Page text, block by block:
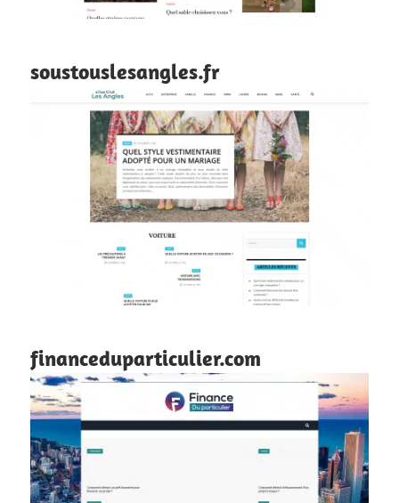
soustouslesangles.fr
financeduparticulier.com